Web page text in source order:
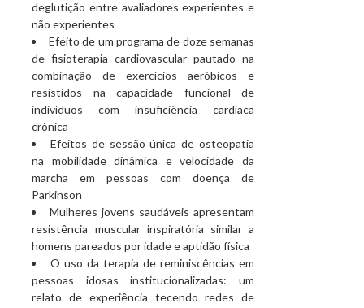
deglutição entre avaliadores experientes e
não experientes
Efeito de um programa de doze semanas
de fisioterapia cardiovascular pautado na
combinação de exercícios aeróbicos e
resistidos na capacidade funcional de
indivíduos com insuficiência cardíaca
crônica
Efeitos de sessão única de osteopatia
na mobilidade dinâmica e velocidade da
marcha em pessoas com doença de
Parkinson
Mulheres jovens saudáveis apresentam
resistência muscular inspiratória similar a
homens pareados por idade e aptidão física
O uso da terapia de reminiscências em
pessoas idosas institucionalizadas: um
relato de experiência tecendo redes de